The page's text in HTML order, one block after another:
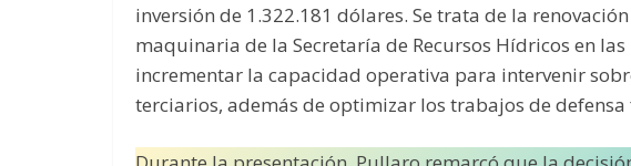
inversión de 1.322.181 dólares. Se trata de la
maquinaria de la Secretaría de Recursos Hídricos en
incrementar la capacidad operativa para intervenir
terciarios, además de optimizar los trabajos de